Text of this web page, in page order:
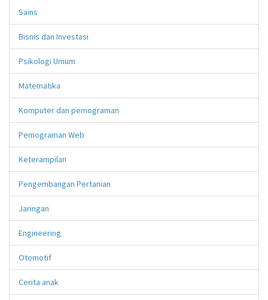
Sains
Bisnis dan Investasi
Psikologi Umum
Matematika
Komputer dan pemograman
Pemograman Web
Keterampilan
Pengembangan Pertanian
Jaringan
Engineering
Otomotif
Cerita anak